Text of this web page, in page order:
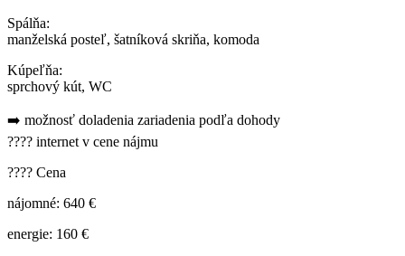
Spálňa:
manželská posteľ, šatníková skriňa, komoda
Kúpeľňa:
sprchový kút, WC
➡️ možnosť doladenia zariadenia podľa dohody
???? internet v cene nájmu
???? Cena
nájomné: 640 €
energie: 160 €